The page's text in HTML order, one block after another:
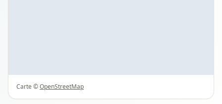
Carte ©OpenStreetMap